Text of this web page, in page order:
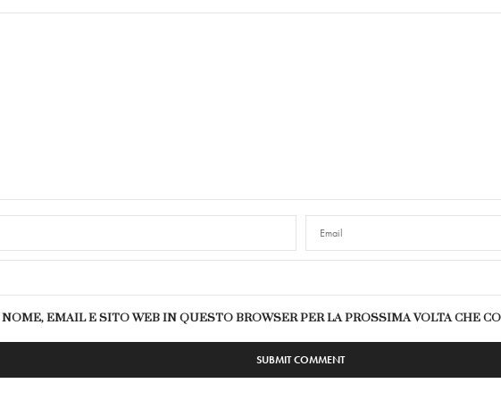
EMAIL E SITO WEB IN QUESTO BROWSER PER LA PROSSIMA VOLTA CHE